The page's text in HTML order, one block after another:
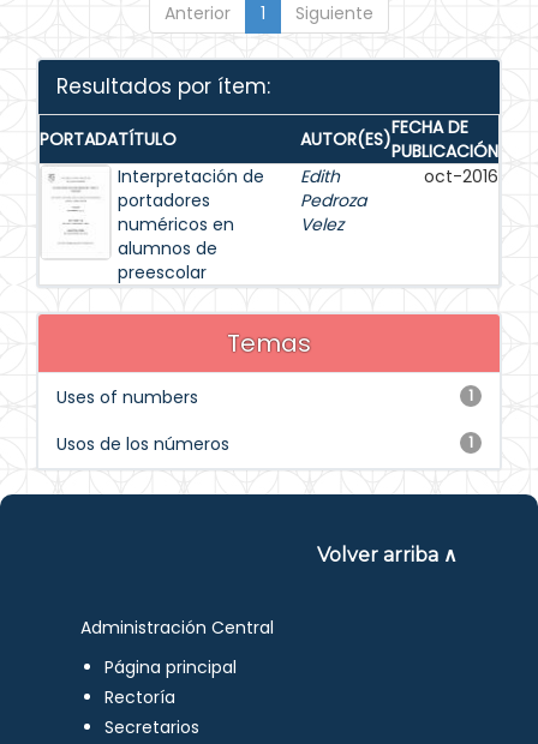
Anterior 1 Siguiente
Resultados por ítem:
PORTADATÍTULO AUTOR(ES)FECHA DE
PUBLICACIÓN
Interpretación de
portadores
numéricos en
alumnos de
preescolar
Edith
Pedroza
Velez
oct-2016
Temas
1
Uses of numbers
1
Usos de los números
Volver arriba ∧
Administración Central
Página principal
Rectoría
Secretarios